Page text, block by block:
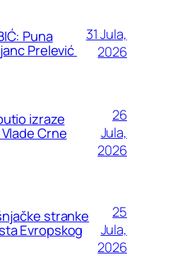
Puna
Prelević
31 Jula,
2026
izraze
Crne
26
Jula,
2026
stranke
Evropskog
25
Jula,
2026